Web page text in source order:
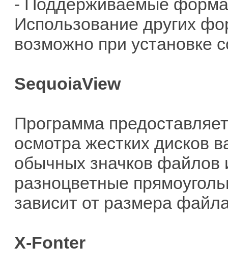
- Поддерживаемые
Использование других
возможно при установке
SequoiaView
Программа
осмотра жестких дисков
обычных значков файлов
разноцветные
зависит от размера
X-Fonter